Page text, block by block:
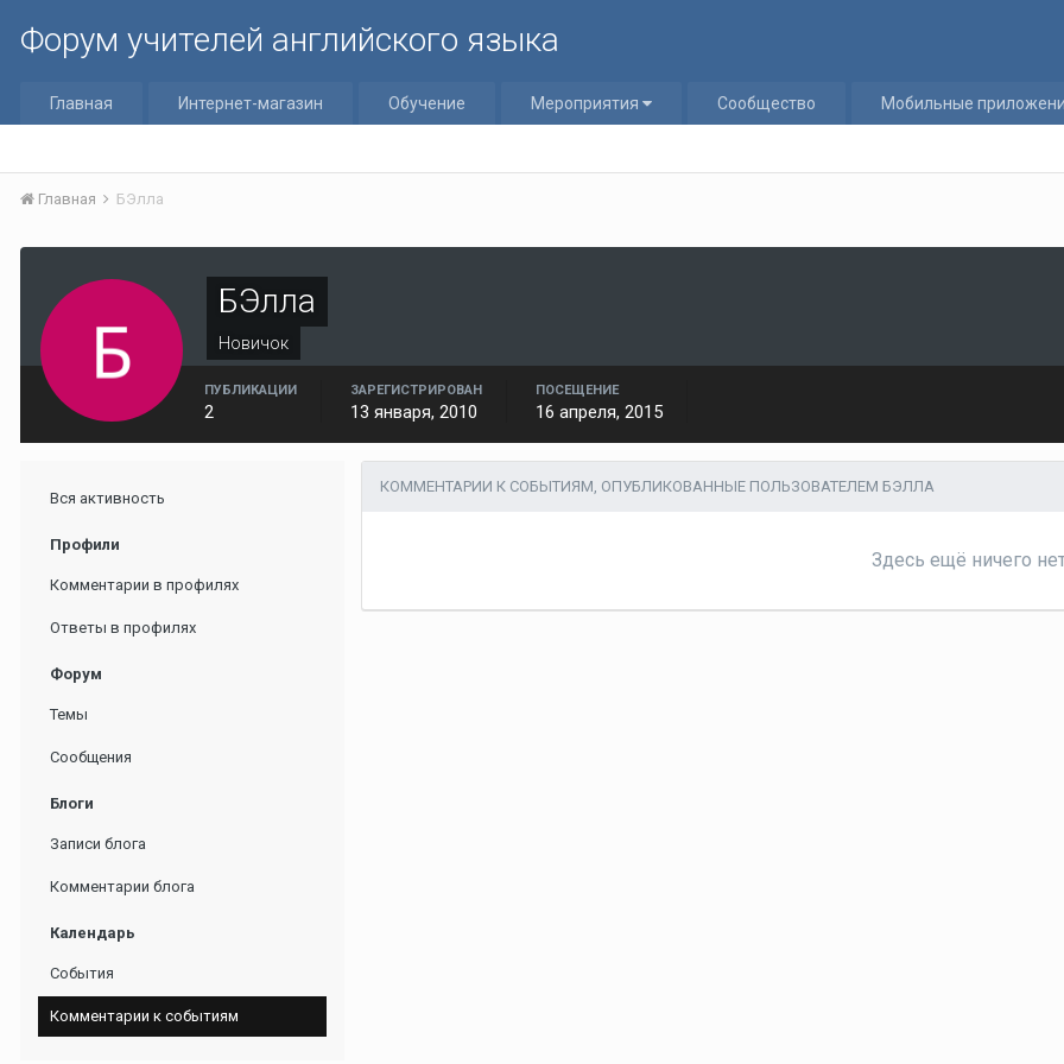
Форум учителей английского языка
Главная Интернет-магазин Обучение Мероприятия Сообщество Мобильные
Главная БЭлла
БЭлла
Новичок
ПУБЛИКАЦИИ
2
ЗАРЕГИСТРИРОВАН
13 января, 2010
ПОСЕЩЕНИЕ
16 апреля, 2015
Вся активность
Профили
Комментарии в профилях
Ответы в профилях
Форум
Темы
Сообщения
Блоги
Записи блога
Комментарии блога
Календарь
События
Комментарии к событиям
КОММЕНТАРИИ К СОБЫТИЯМ, ОПУБЛИКОВАННЫЕ ПОЛЬЗОВАТЕЛЕМ БЭЛЛА
Здесь ещё ничего